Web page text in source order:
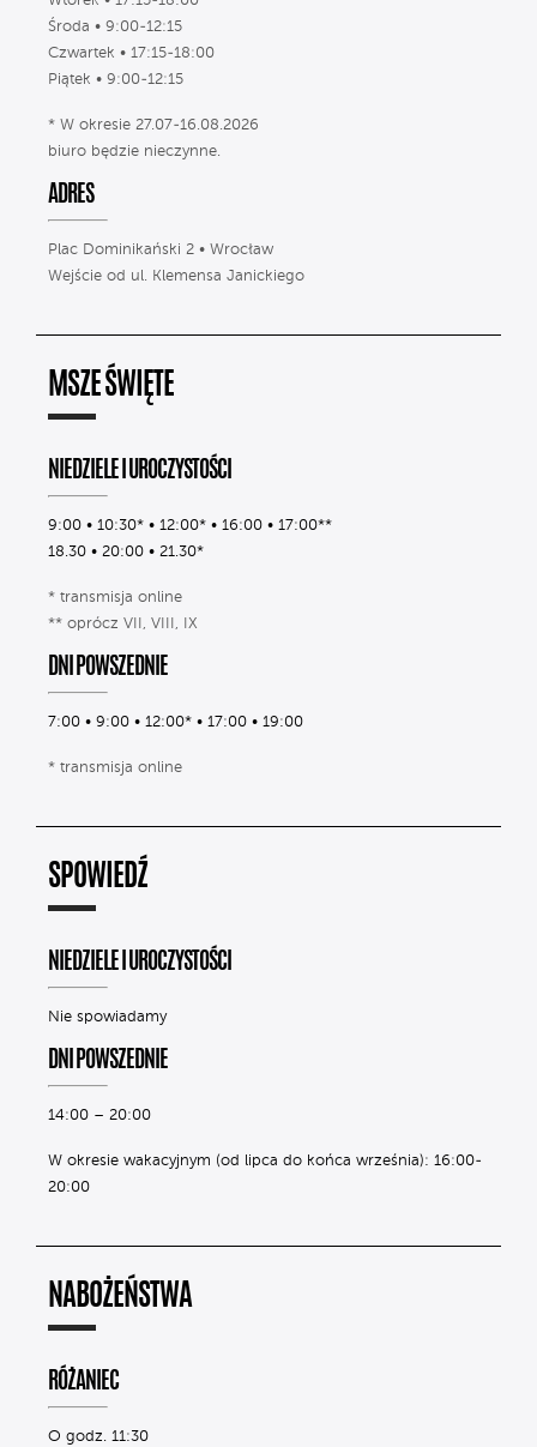
Środa • 9:00-12:15
Czwartek • 17:15-18:00
Piątek • 9:00-12:15
* W okresie 27.07-16.08.2026
biuro będzie nieczynne.
ADRES
Plac Dominikański 2 • Wrocław
Wejście od ul. Klemensa Janickiego
MSZE ŚWIĘTE
NIEDZIELE I UROCZYSTOŚCI
9:00 • 10:30* • 12:00* • 16:00 • 17:00**
18.30 • 20:00 • 21.30*
* transmisja online
** oprócz VII, VIII, IX
DNI POWSZEDNIE
7:00 • 9:00 • 12:00* • 17:00 • 19:00
* transmisja online
SPOWIEDŹ
NIEDZIELE I UROCZYSTOŚCI
Nie spowiadamy
DNI POWSZEDNIE
14:00 – 20:00
W okresie wakacyjnym (od lipca do końca września): 16:00-
20:00
NABOŻEŃSTWA
RÓŻANIEC
O godz. 11:30